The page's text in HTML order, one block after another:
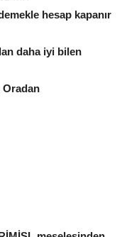
hesap kapanır
daha iyi bilen